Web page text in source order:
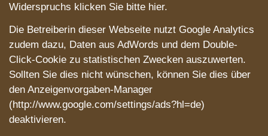
Widerspruchs klicken Sie bitte hier.
Die Betreiberin dieser Webseite nutzt Google Analytics
zudem dazu, Daten aus AdWords und dem Double-
Click-Cookie zu statistischen Zwecken auszuwerten.
Sollten Sie dies nicht wünschen, können Sie dies über
den Anzeigenvorgaben-Manager
(http://www.google.com/settings/ads?hl=de)
deaktivieren.